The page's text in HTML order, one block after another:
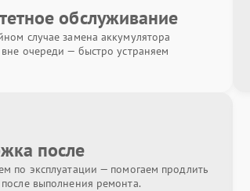
обслуживание
случае замена аккумулятора
вне очереди — быстро устраняем
после
по эксплуатации — помогаем продлить
выполнения ремонта.